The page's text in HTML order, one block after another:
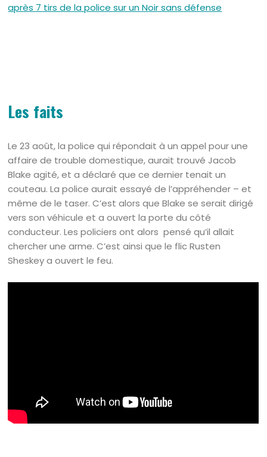
après 7 tirs de la police sur un Noir sans défense
Les faits
Le 23 août, la police qui répondait à un appel pour une
affaire de trouble domestique, aurait trouvé Jacob
Blake agité, et a déclaré que ce dernier tenait un
couteau. La police aurait essayé de l’appréhender – et
même de le taser. C’est alors que Blake se serait dirigé
vers son véhicule et a ouvert la porte du côté
conducteur. Les policiers ont alors pensé qu’il allait
chercher une arme. C’est ainsi que le flic Rusten
Sheskey a ouvert le feu.